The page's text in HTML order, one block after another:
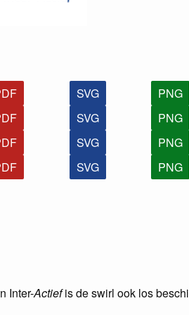
SVG
PNG
SVG
PNG
SVG
PNG
SVG
PNG
Inter-Actiefis de swirl ook los